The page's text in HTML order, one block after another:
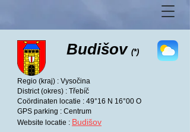
Budišov (*)
Regio (kraj) : Vysočina
District (okres) : Třebíč
Coördinaten locatie : 49°16 N 16°00 O
GPS parking : Centrum
Website locatie : Budišov